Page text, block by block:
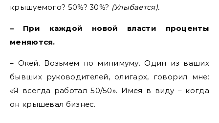
крышуемого? 50%? 30%? (Улыбается).
– При каждой новой власти проценты
меняются.
– Окей. Возьмем по минимуму. Один из ваших
бывших руководителей, олигарх, говорил мне:
«Я всегда работал 50/50». Имея в виду – когда
он крышевал бизнес.